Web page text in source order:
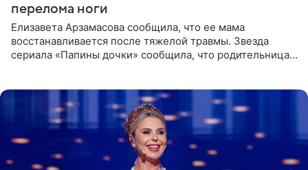
перелома ноги
Елизавета Арзамасова сообщила, что ее мама
восстанавливается после тяжелой травмы. Звезда
сериала «Папины дочки» сообщила, что родительница